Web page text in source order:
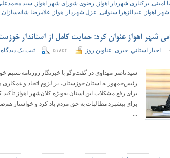
امینی, برکناری شهردار اهواز , رضوی شورای شهر اهواز , سید
اهواز , عبدالزهرا سنواتی, عزل شهردار اهواز , غلامرضا شانه‌سازان,
شهر اهواز عنوان کرد: حمایت کامل از استاندار
اخبار استاني خبری عناوین روز ۵۱۸۵۴ ثبت یک دیدگاه
سید ناصر مهداوی در گفت‌وگو با خبرنگار روزنامه
رئیس‌جمهور به استان خوزستان، بر لزوم اتحاد و
برای رفع مشکلات این استان به‌ویژه کلان‌شهر اهواز
برای پیشبرد مطالبات به حق مردم یاد کرد و خواستار
...